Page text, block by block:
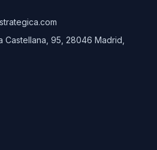
Castellana, 95, 28046 Madrid,